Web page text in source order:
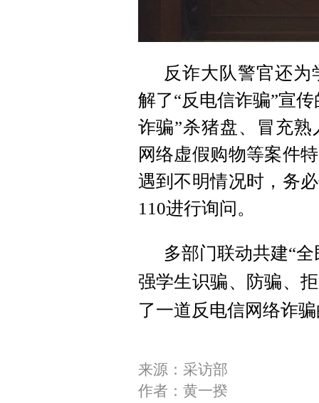
反诈大队警官还
解了“反电信诈骗”宣
诈骗”杀猪盘、冒充
网络虚假购物等案件
遇到不明情况时，务
110进行询问。
多部门联动共建“
强学生识骗、防骗、
了一道反电信网络诈
来源：采访部
作者：黄一揆